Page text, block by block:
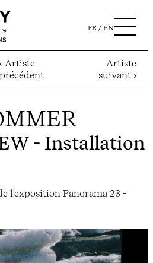
FR EN
‹ Artiste
précédent
Artiste
suivant ›
- Installation
l'exposition Panorama 23 -